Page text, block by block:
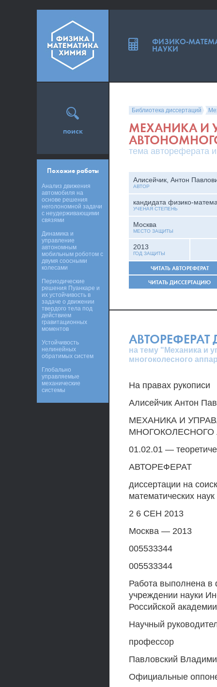
Библиотека диссертаций
МЕХАНИКА И
тема автореферата
Алисейчик, Антон
АВТОР
кандидата физико-
УЧЕНАЯ СТЕПЕНЬ
Москва
МЕСТО ЗАЩИТЫ
2013
ГОД ЗАЩИТЫ
ЧИТАТЬ АВТОРЕФЕРАТ
ЧИТАТЬ ДИССЕРТАЦИЮ
АВТОРЕФЕРАТ
на тему "Механика и
многоколесного
На правах рукописи
Алисейчик Антон
МЕХАНИКА И
МНОГОКОЛЕСНОГО
01.02.01 —
АВТОРЕФЕРАТ
диссертации на
математических наук
2 6 СЕН 2013
Москва — 2013
005533344
005533344
Работа выполнена в
учреждении науки
Российской
Научный
профессор
Павловский
Официальные
поиск
Похожие работы
Анализ движения
автомобиля на
основе решения
неголономной задачи
с неудерживающими
связями
Динамика и
управление
автономным
мобильным роботом с
двумя соосными
колесами
Периодические
решения Пуанкаре и
их устойчивость в
задаче о движении
твердого тела под
действием
гравитационных
моментов
Устойчивость
нелинейных
обратимых систем
Глобально
управляемые
механические
системы
ФИЗИКО-
НАУКИ